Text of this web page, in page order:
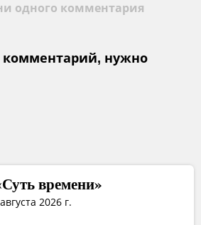
одного комментария
комментарий, нужно
времени»
2026 г.